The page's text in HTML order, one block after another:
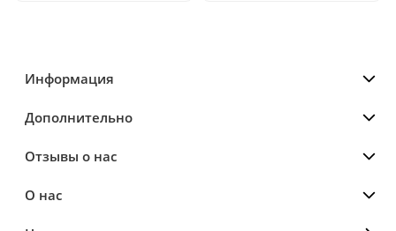
Информация
Дополнительно
Отзывы о нас
О нас